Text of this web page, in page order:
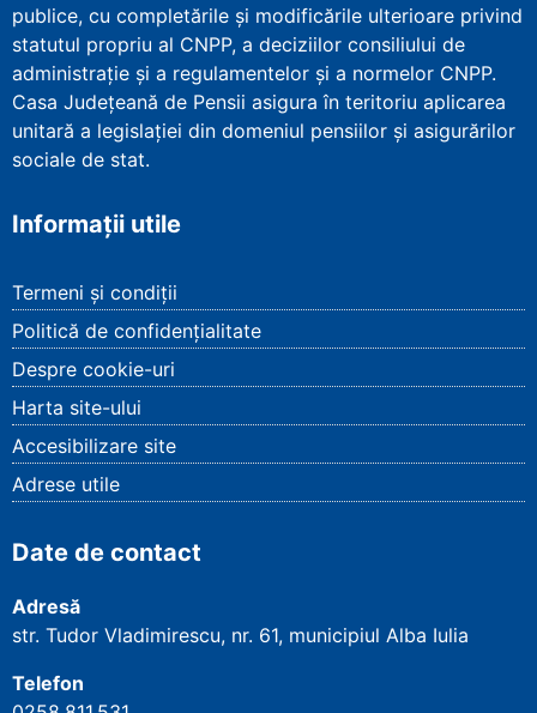
publice, cu completările și modificările ulterioare privind
statutul propriu al CNPP, a deciziilor consiliului de
administrație și a regulamentelor și a normelor CNPP.
Casa Județeană de Pensii asigura în teritoriu aplicarea
unitară a legislației din domeniul pensiilor și asigurărilor
sociale de stat.
Informații utile
Termeni și condiții
Politică de confidențialitate
Despre cookie-uri
Harta site-ului
Accesibilizare site
Adrese utile
Date de contact
Adresă
str. Tudor Vladimirescu, nr. 61, municipiul Alba Iulia
Telefon